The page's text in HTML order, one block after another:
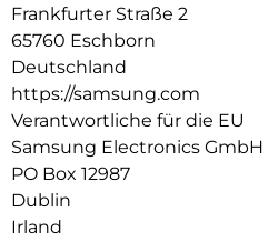
Frankfurter Straße 2
65760 Eschborn
Deutschland
https://samsung.com
Verantwortliche für die EU
Samsung Electronics GmbH
PO Box 12987
Dublin
Irland